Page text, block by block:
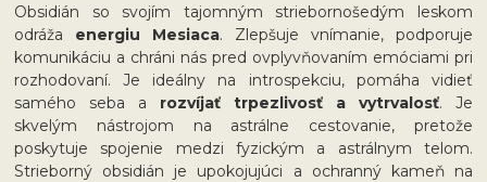
Obsidián so svojím tajomným striebornošedým leskom
odráža energiu Mesiaca. Zlepšuje vnímanie, podporuje
komunikáciu a chráni nás pred ovplyvňovaním emóciami pri
rozhodovaní. Je ideálny na introspekciu, pomáha vidieť
samého seba a rozvíjať trpezlivosť a vytrvalosť. Je
skvelým nástrojom na astrálne cestovanie, pretože
poskytuje spojenie medzi fyzickým a astrálnym telom.
Strieborný obsidián je upokojujúci a ochranný kameň na